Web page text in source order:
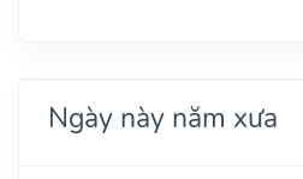
Ngày này năm xưa